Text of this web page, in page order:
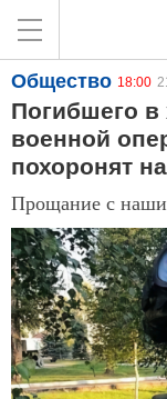
Общество 18:00
Погибшего в
военной
похоронят
Прощание с